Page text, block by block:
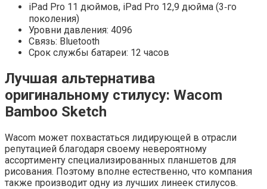
iPad Pro 11 дюймов, iPad Pro 12,9 дюйма (3‑го
поколения)
Уровни давления: 4096
Связь: Bluetooth
Срок службы батареи: 12 часов
Лучшая альтернатива
оригинальному стилусу: Wacom
Bamboo Sketch
Wacom может похвастаться лидирующей в отрасли
репутацией благодаря своему невероятному
ассортименту специализированных планшетов для
рисования. Поэтому вполне естественно, что компания
также производит одну из лучших линеек стилусов.